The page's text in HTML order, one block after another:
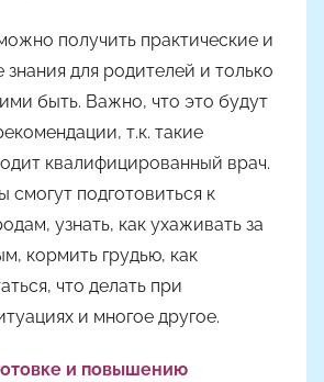
получить практические и
знания для родителей и только
быть. Важно, что это будут
т.к. такие
квалифицированный врач.
подготовиться к
узнать, как ухаживать за
кормить грудью, как
что делать при
и многое другое.
и повышению